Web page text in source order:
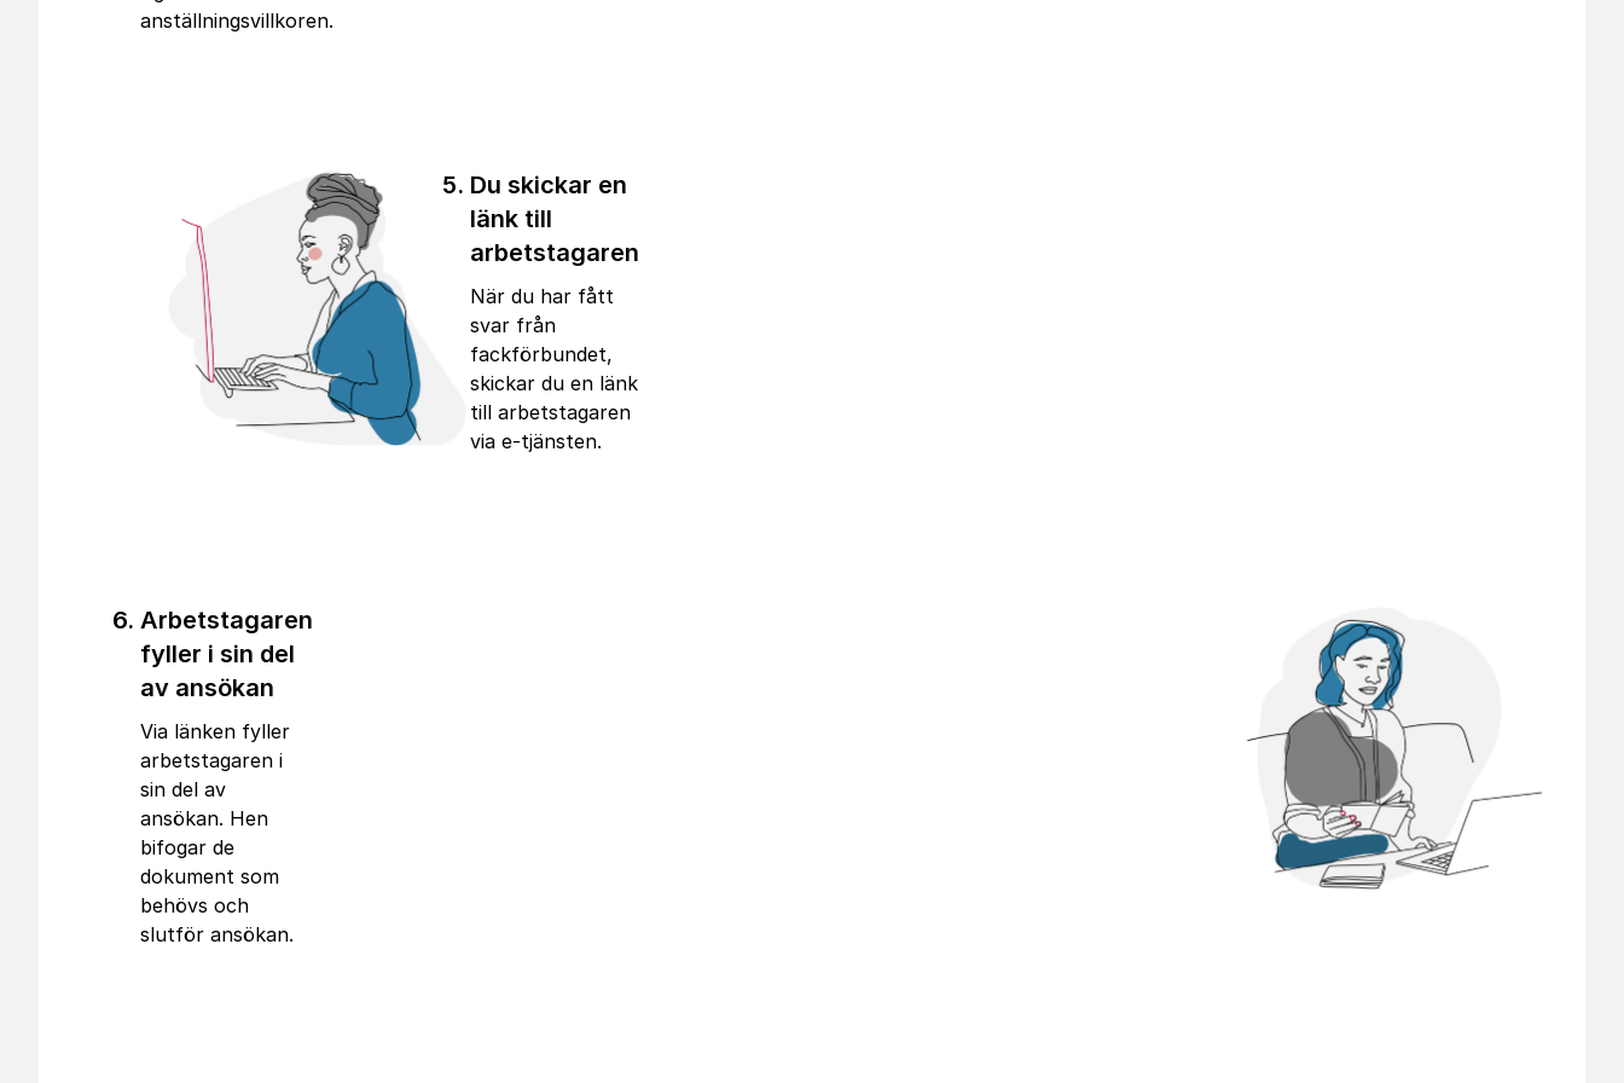
anställningsvillkoren.
Du skickar en
länk till
arbetstagaren
När du har fått
svar från
fackförbundet,
skickar du en länk
till arbetstagaren
via e-tjänsten.
Arbetstagaren
fyller i sin del
av ansökan
Via länken fyller
arbetstagaren i
sin del av
ansökan. Hen
bifogar de
dokument som
behövs och
slutför ansökan.